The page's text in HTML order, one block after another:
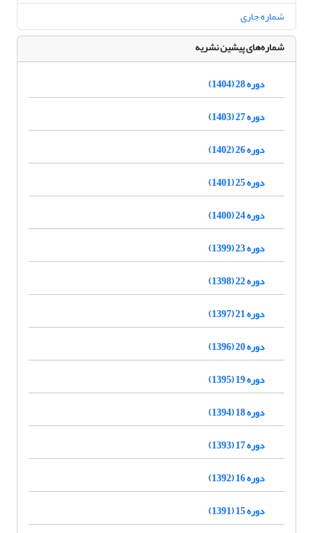
شماره جاری
شماره‌های پیشین نشریه
دوره 28 (1404)
دوره 27 (1403)
دوره 26 (1402)
دوره 25 (1401)
دوره 24 (1400)
دوره 23 (1399)
دوره 22 (1398)
دوره 21 (1397)
دوره 20 (1396)
دوره 19 (1395)
دوره 18 (1394)
دوره 17 (1393)
دوره 16 (1392)
دوره 15 (1391)